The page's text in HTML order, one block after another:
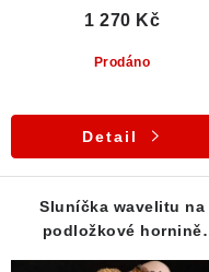
Prodáno
1 270 Kč
Detail
Sluníčka wavelitu na
podložkové hornině